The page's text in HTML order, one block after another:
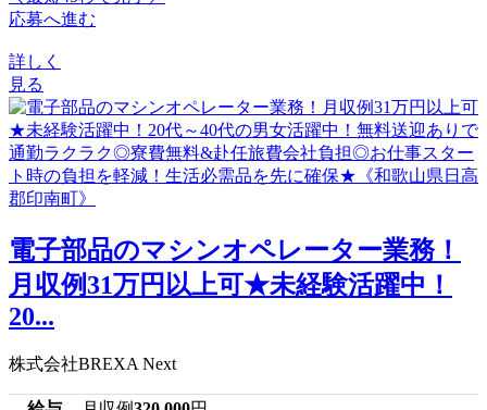
応募へ進む
詳しく
見る
電子部品のマシンオペレーター業務！
月収例31万円以上可★未経験活躍中！
20...
株式会社BREXA Next